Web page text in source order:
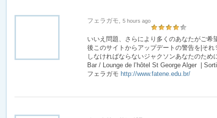
フェラガモ, 5 hours ago
いいえ問題、さらにより多くのあなたがご希
後このサイトからアップデートの警告を|そ
しなければならないジャクソンあなたのため
Bar / Lounge de l’hôtel St George Alger |
フェラガモ http://www.fatene.edu.br/